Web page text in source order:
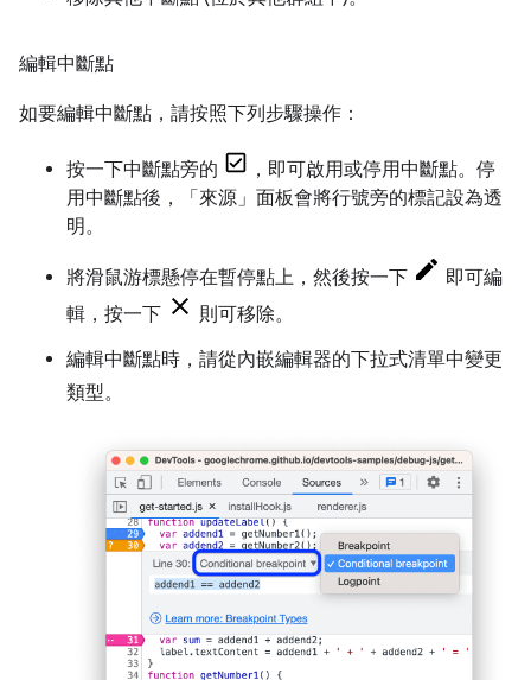
編輯中斷點
如要編輯中斷點，請按照下列步驟操作：
按一下中斷點旁的
，即可啟用或停用中斷點。停
用中斷點後，「來源」 面板會將行號旁的標記設為透
明。
將滑鼠游標懸停在暫停點上，然後按一下
即可編
輯，按一下
則可移除。
編輯中斷點時，請從內嵌編輯器的下拉式清單中變更
類型。